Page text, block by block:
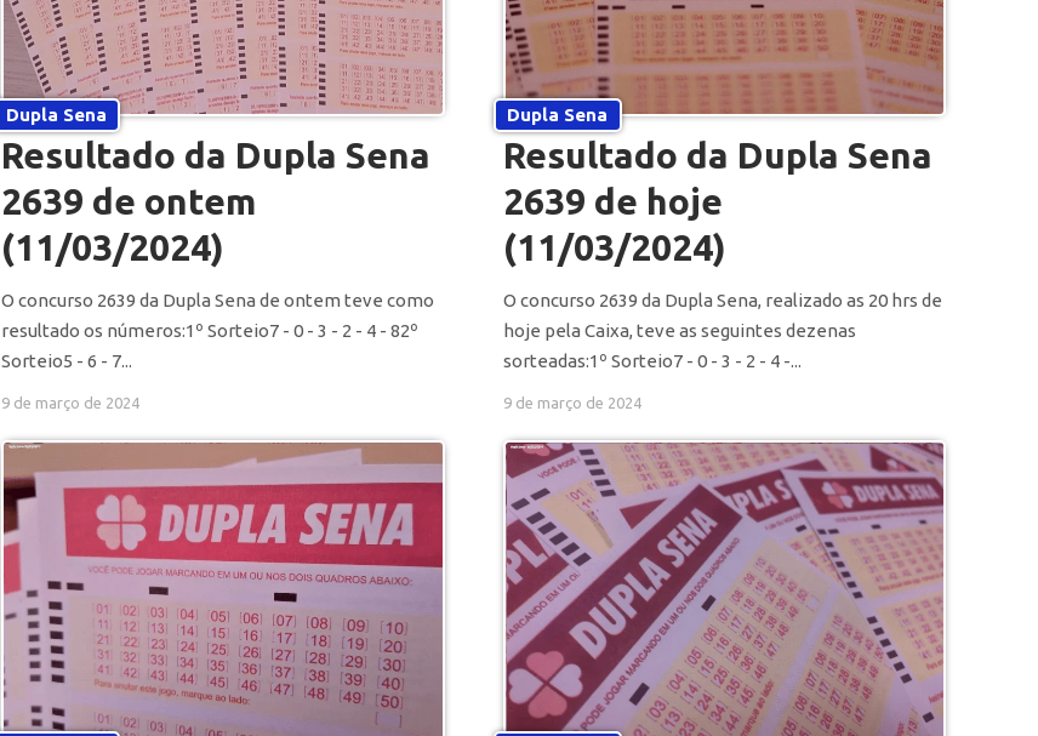
Dupla Sena
Resultado da Dupla Sena
2639 de ontem
(11/03/2024)
O concurso 2639 da Dupla Sena de ontem teve como
resultado os números:1º Sorteio7 - 0 - 3 - 2 - 4 - 82º
Sorteio5 - 6 - 7...
9 de março de 2024
Dupla Sena
Resultado da Dupla Sena
2639 de hoje
(11/03/2024)
O concurso 2639 da Dupla Sena, realizado as 20 hrs de
hoje pela Caixa, teve as seguintes dezenas
sorteadas:1º Sorteio7 - 0 - 3 - 2 - 4 -...
9 de março de 2024